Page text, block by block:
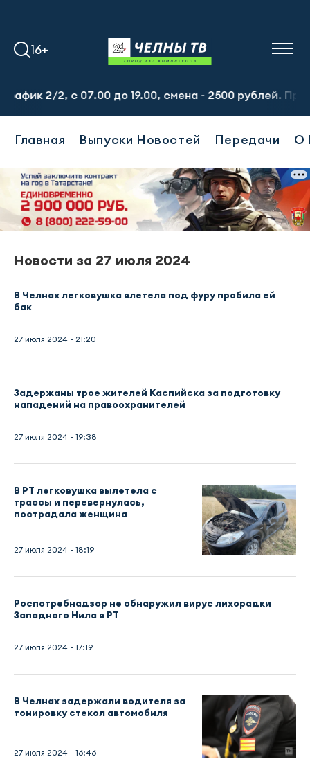
16+
2/2, с 07.00 до 19.00, смена - 2500 рублей. Пр-т
Главная Выпуски Новостей Передачи О
Новости за 27 июля 2024
В Челнах легковушка влетела под фуру пробила ей
бак
27 июля 2024 - 21:20
Задержаны трое жителей Каспийска за подготовку
нападений на правоохранителей
27 июля 2024 - 19:38
В РТ легковушка вылетела с
трассы и перевернулась,
пострадала женщина
27 июля 2024 - 18:19
Роспотребнадзор не обнаружил вирус лихорадки
Западного Нила в РТ
27 июля 2024 - 17:19
В Челнах задержали водителя за
тонировку стекол автомобиля
27 июля 2024 - 16:46